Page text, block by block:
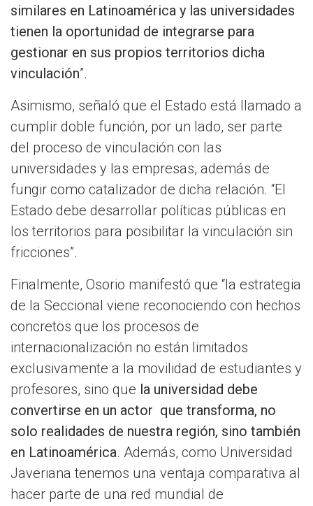
similares en Latinoamérica y las universidades
tienen la oportunidad de integrarse para
gestionar en sus propios territorios dicha
vinculación”.
Asimismo, señaló que el Estado está llamado a
cumplir doble función, por un lado, ser parte
del proceso de vinculación con las
universidades y las empresas, además de
fungir como catalizador de dicha relación. “El
Estado debe desarrollar políticas públicas en
los territorios para posibilitar la vinculación sin
fricciones”.
Finalmente, Osorio manifestó que “la estrategia
de la Seccional viene reconociendo con hechos
concretos que los procesos de
internacionalización no están limitados
exclusivamente a la movilidad de estudiantes y
profesores, sino que la universidad debe
convertirse en un actor que transforma, no
solo realidades de nuestra región, sino también
en Latinoamérica. Además, como Universidad
Javeriana tenemos una ventaja comparativa al
hacer parte de una red mundial de